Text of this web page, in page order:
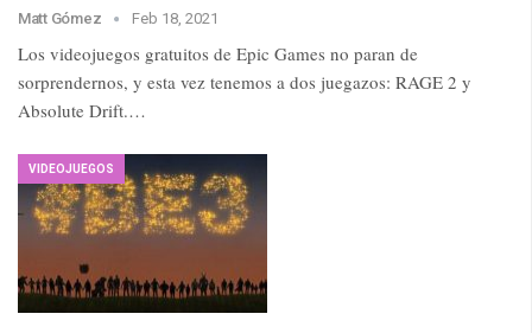
Matt Gómez Feb 18, 2021
Los videojuegos gratuitos de Epic Games no paran de
sorprendernos, y esta vez tenemos a dos juegazos: RAGE 2 y
Absolute Drift.…
VIDEOJUEGOS